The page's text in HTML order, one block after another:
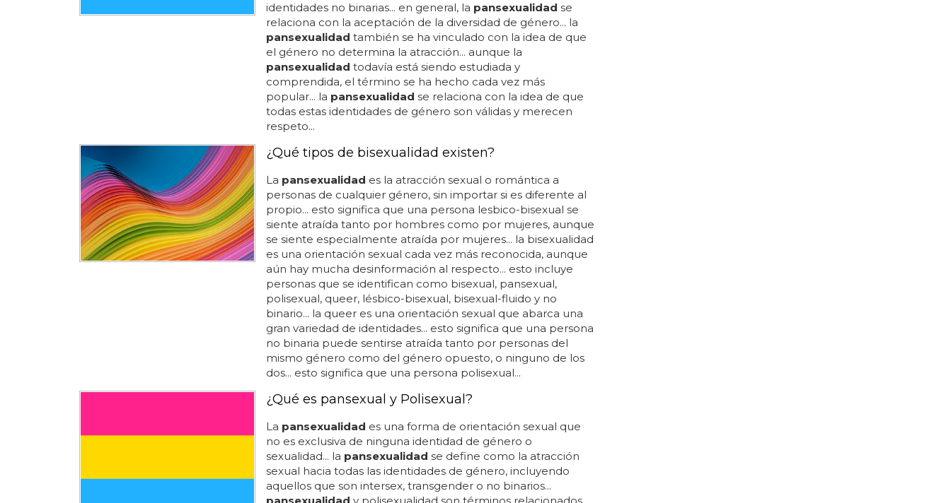
identidades no binarias... en general, la pansexualidad se
relaciona con la aceptación de la diversidad de género... la
pansexualidad también se ha vinculado con la idea de que
el género no determina la atracción... aunque la
pansexualidad todavía está siendo estudiada y
comprendida, el término se ha hecho cada vez más
popular... la pansexualidad se relaciona con la idea de que
todas estas identidades de género son válidas y merecen
respeto...
¿Qué tipos de bisexualidad existen?
La pansexualidad es la atracción sexual o romántica a
personas de cualquier género, sin importar si es diferente al
propio... esto significa que una persona lesbico-bisexual se
siente atraída tanto por hombres como por mujeres, aunque
se siente especialmente atraída por mujeres... la bisexualidad
es una orientación sexual cada vez más reconocida, aunque
aún hay mucha desinformación al respecto... esto incluye
personas que se identifican como bisexual, pansexual,
polisexual, queer, lésbico-bisexual, bisexual-fluido y no
binario... la queer es una orientación sexual que abarca una
gran variedad de identidades... esto significa que una persona
no binaria puede sentirse atraída tanto por personas del
mismo género como del género opuesto, o ninguno de los
dos... esto significa que una persona polisexual...
¿Qué es pansexual y Polisexual?
La pansexualidad es una forma de orientación sexual que
no es exclusiva de ninguna identidad de género o
sexualidad... la pansexualidad se define como la atracción
sexual hacia todas las identidades de género, incluyendo
aquellos que son intersex, transgender o no binarios...